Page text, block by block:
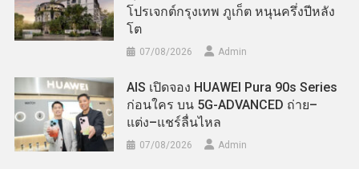
โปรเจกต์กรุงเทพ ภูเก็ต หนุนครึ่งปีหลัง
โต
07/08/2026 Admin
AIS เปิดจอง HUAWEI Pura 90s Series
ก่อนใคร บน 5G-ADVANCED ถ่าย–
แต่ง–แชร์ลื่นไหล
07/08/2026 Admin